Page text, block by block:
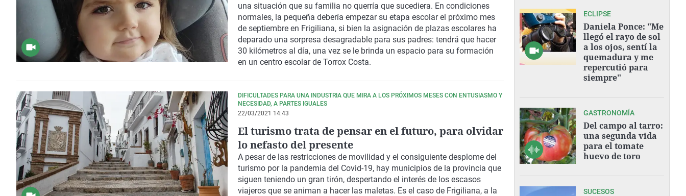
una situación que su familia no querría que sucediera. En condiciones
normales, la pequeña debería empezar su etapa escolar el próximo mes
de septiembre en Frigiliana, si bien la asignación de plazas escolares ha
deparado una sorpresa desagradable para sus padres: tendrá que hacer
30 kilómetros al día, una vez se le brinda un espacio para su formación
en un centro escolar de Torrox Costa.
DIFICULTADES PARA UNA INDUSTRIA QUE MIRA A LOS PRÓXIMOS MESES CON ENTUSIASMO Y
NECESIDAD, A PARTES IGUALES
22/03/2021 14:43
El turismo trata de pensar en el futuro, para olvidar
lo nefasto del presente
A pesar de las restricciones de movilidad y el consiguiente desplome del
turismo por la pandemia del Covid-19, hay municipios de la provincia que
siguen teniendo un gran tirón, despertando el interés de los escasos
viajeros que se animan a hacer las maletas. Es el caso de Frigiliana, a la
ECLIPSE
Daniela Ponce: "Me
llegó el rayo de sol
a los ojos, sentí la
quemadura y me
repercutió para
siempre"
GASTRONOMÍA
Del campo al tarro:
una segunda vida
para el tomate
huevo de toro
SUCESOS